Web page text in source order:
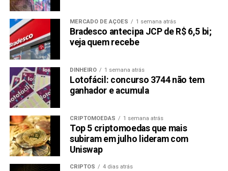
MERCADO DE AÇÕES 1 semana atrás
Bradesco antecipa JCP de R$ 6,5 bi;
veja quem recebe
DINHEIRO 1 semana atrás
Lotofácil: concurso 3744 não tem
ganhador e acumula
CRIPTOMOEDAS 1 semana atrás
Top 5 criptomoedas que mais
subiram em julho lideram com
Uniswap
CRIPTOS 4 dias atrás